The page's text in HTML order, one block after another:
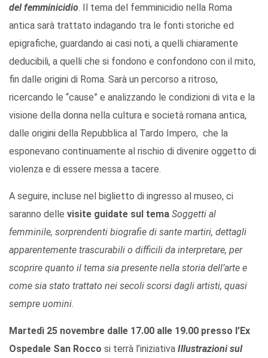
del femminicidio. Il tema del femminicidio nella Roma
antica sarà trattato indagando tra le fonti storiche ed
epigrafiche, guardando ai casi noti, a quelli chiaramente
deducibili, a quelli che si fondono e confondono con il mito,
fin dalle origini di Roma. Sarà un percorso a ritroso,
ricercando le “cause” e analizzando le condizioni di vita e la
visione della donna nella cultura e società romana antica,
dalle origini della Repubblica al Tardo Impero, che la
esponevano continuamente al rischio di divenire oggetto di
violenza e di essere messa a tacere.
A seguire, incluse nel biglietto di ingresso al museo, ci
saranno delle visite guidate sul tema Soggetti al
femminile, sorprendenti biografie di sante martiri, dettagli
apparentemente trascurabili o difficili da interpretare, per
scoprire quanto il tema sia presente nella storia dell’arte e
come sia stato trattato nei secoli scorsi dagli artisti, quasi
sempre uomini.
Martedì 25 novembre dalle 17.00 alle 19.00 presso l’Ex
Ospedale San Rocco si terrà l’iniziativa Illustrazioni sul